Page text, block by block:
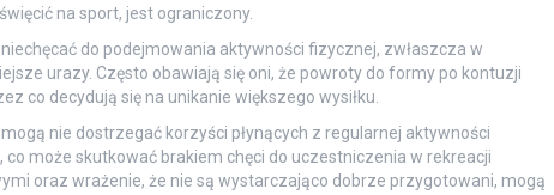
na sport, jest ograniczony.
do podejmowania aktywności fizycznej, zwłaszcza w
urazy. Często obawiają się oni, że powroty do formy po kontuzji
co decydują się na unikanie większego wysiłku.
nie dostrzegać korzyści płynących z regularnej aktywności
może skutkować brakiem chęci do uczestniczenia w rekreacji
oraz wrażenie, że nie są wystarczająco dobrze przygotowani, mogą